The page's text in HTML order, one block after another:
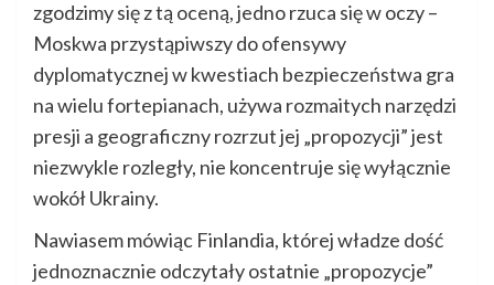
zgodzimy się z tą oceną, jedno rzuca się w oczy –
Moskwa przystąpiwszy do ofensywy
dyplomatycznej w kwestiach bezpieczeństwa gra
na wielu fortepianach, używa rozmaitych narzędzi
presji a geograficzny rozrzut jej „propozycji” jest
niezwykle rozległy, nie koncentruje się wyłącznie
wokół Ukrainy.
Nawiasem mówiąc Finlandia, której władze dość
jednoznacznie odczytały ostatnie „propozycje”